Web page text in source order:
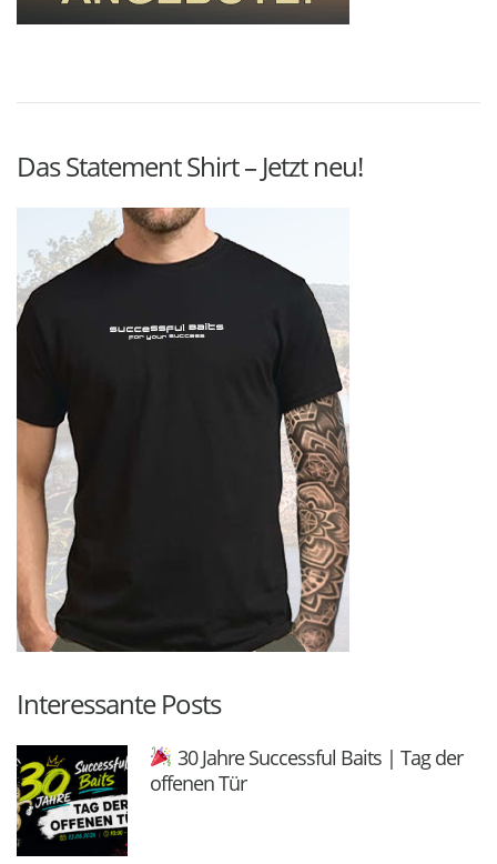
Das Statement Shirt – Jetzt neu!
Interessante Posts
30 Jahre Successful Baits | Tag der
offenen Tür